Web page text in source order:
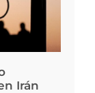
Irán